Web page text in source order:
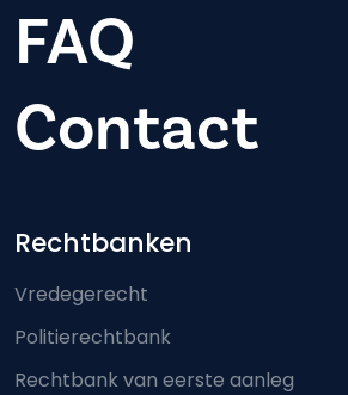
FAQ
Contact
Footer-menu
Rechtbanken
Vredegerecht
Politierechtbank
Rechtbank van eerste aanleg